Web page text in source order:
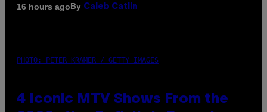
16 hours agoBy Caleb Catlin
PHOTO: PETER KRAMER / GETTY IMAGES
4 Iconic MTV Shows From the